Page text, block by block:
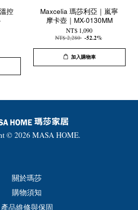
控
Maxcelia 瑪莎利亞｜嵐寧
摩卡壺｜MX-0130MM
NT$ 1,090
NT$ 2,280 -52.2%
加入購物車
© 2026 MASA HOME.
關於瑪莎
購物須知
產品維修與保固